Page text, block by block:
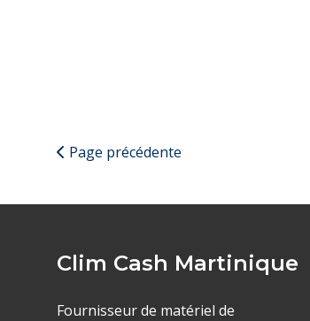
Page précédente
Clim Cash Martinique
Fournisseur de matériel de